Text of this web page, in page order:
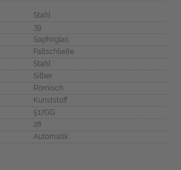
Stahl
39
Saphirglas
Faltschließe
Stahl
Silber
Römisch
Kunststoff
517GG
28
Automatik